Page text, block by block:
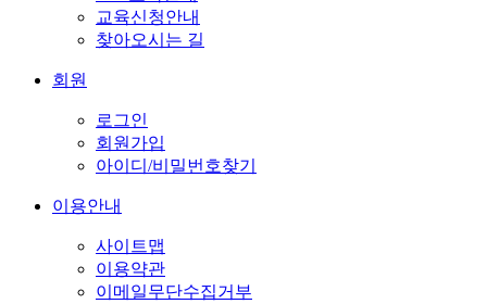
교육신청안내
찾아오시는 길
회원
로그인
회원가입
아이디/비밀번호찾기
이용안내
사이트맵
이용약관
이메일무단수집거부